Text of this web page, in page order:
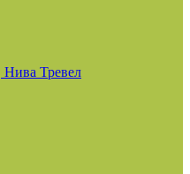
Тревел